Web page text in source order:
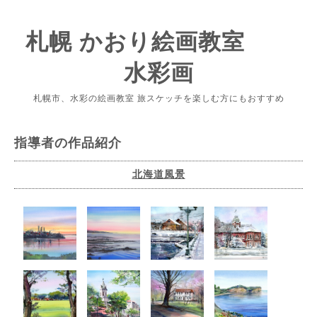
札幌 かおり絵画教室
水彩画
札幌市、水彩の絵画教室 旅スケッチを楽しむ方にもおすすめ
指導者の作品紹介
北海道風景